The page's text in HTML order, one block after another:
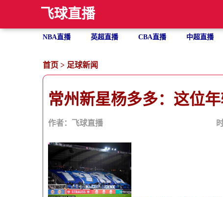
飞球直播
NBA直播 英超直播 CBA直播 中超直播
首页 > 足球新闻
常州新星杨多多：这位
作者：飞球直播